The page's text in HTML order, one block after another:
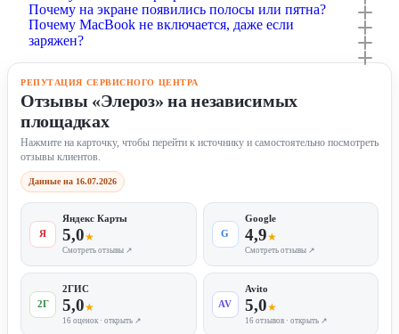
Почему на экране появились полосы или пятна?
Почему MacBook не включается, даже если
заряжен?
РЕПУТАЦИЯ СЕРВИСНОГО ЦЕНТРА
Отзывы «Элероз» на независимых
площадках
Нажмите на карточку, чтобы перейти к источнику и самостоятельно посмотреть
отзывы клиентов.
Данные на 16.07.2026
Я
Яндекс Карты
5,0★
Смотреть отзывы ↗
G
Google
4,9★
Смотреть отзывы ↗
2Г
2ГИС
5,0★
16 оценок · открыть ↗
AV
Avito
5,0★
16 отзывов · открыть ↗